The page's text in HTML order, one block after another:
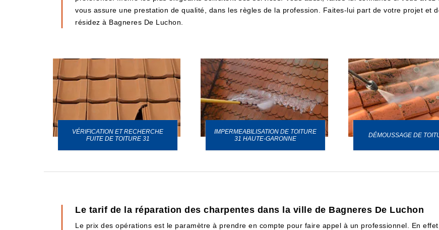
vous assure une prestation de qualité, dans les règles de la profession. Faites-lui part de votre projet et
résidez à Bagneres De Luchon.
VÉRIFICATION ET RECHERCHE
FUITE DE TOITURE 31
IMPERMEABILISATION DE TOITURE
31 HAUTE-GARONNE
DÉMOUSSAGE DE
Le tarif de la réparation des charpentes dans la ville de Bagneres De Luchon
Le prix des opérations est le paramètre à prendre en compte pour faire appel à un professionnel. En